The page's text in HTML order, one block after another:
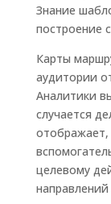
Знание
построение
Карты
аудитории
Аналитики
случается
отображает,
целевому